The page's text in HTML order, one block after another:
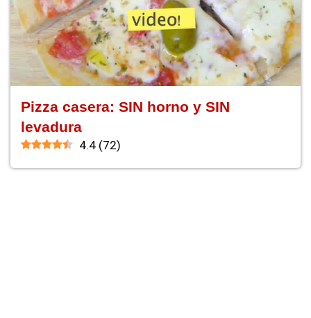
Pizza casera: SIN horno y SIN
levadura
4.4 (72)